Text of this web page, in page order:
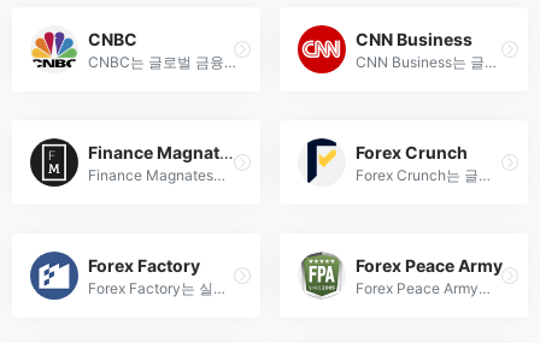
CNBC
CNBC는 글로벌 금융 시장, 외환 뉴스, 실시간 경제 동향을 제공하는 선도적 미디어로, 투자자에게 필수적인 분석과 인사이트를 전달합니다.
CNN Business
CNN Business는 글로벌 금융 시장, 경제 동향, 기업 뉴스 및 투자 정보를 실시간으로 제공하는 선도적인 외환 뉴스 플랫폼입니다. 최신 시장 분석과 전문가 인사이트를 확인하세요.
Finance Magnates
Finance Magnates는 글로벌 외환, 핀테크, 암호화폐 시장의 최신 뉴스, 분석 및 인사이트를 제공하는 선도적인 금융 미디어 플랫폼입니다.
Forex Crunch
Forex Crunch는 글로벌 외환 시장의 최신 뉴스, 분석, 전망을 제공하는 전문 포털입니다. 실시간 환율 동향, 경제 지표, 트레이딩 전략을 확인하세요.
Forex Factory
Forex Factory는 실시간 외환 뉴스, 경제 캘린더, 트레이더 포럼을 제공하는 글로벌 FX 커뮤니티입니다. 환율 변동과 시장 트렌드를 한눈에 확인하세요.
Forex Peace Army
Forex Peace Army는 외환 거래자들을 위한 종합 리소스로, 브로커 리뷰, 포럼 토론, 트레이딩 전략 및 최신 외환 뉴스를 제공합니다. 신뢰할 수 있는 정보로 트레이딩 결정을 내리세요.